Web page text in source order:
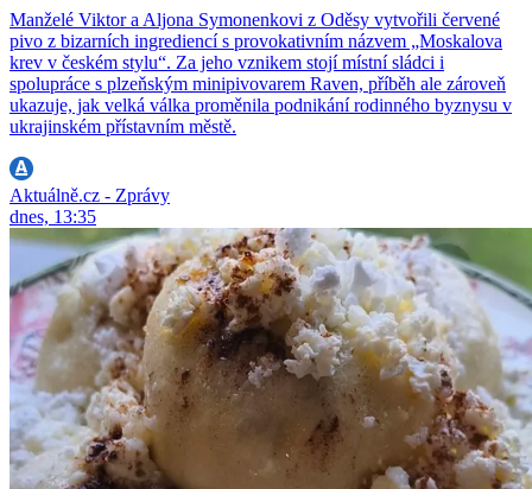
Manželé Viktor a Aljona Symonenkovi z Oděsy vytvořili červené
pivo z bizarních ingrediencí s provokativním názvem „Moskalova
krev v českém stylu“. Za jeho vznikem stojí místní sládci i
spolupráce s plzeňským minipivovarem Raven, příběh ale zároveň
ukazuje, jak velká válka proměnila podnikání rodinného byznysu v
ukrajinském přístavním městě.
Aktuálně.cz - Zprávy
dnes, 13:35